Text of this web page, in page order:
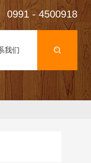
0991 - 4500918
我们